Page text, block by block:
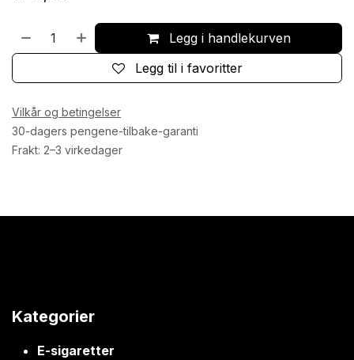
Legg i handlekurven
Legg til i favoritter
Vilkår og betingelser
30-dagers pengene-tilbake-garanti
Frakt: 2–3 virkedager
Kategorier
E-sigaretter